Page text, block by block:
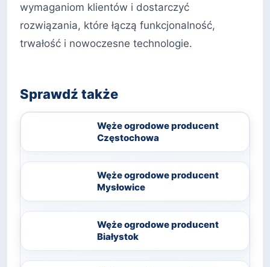
wymaganiom klientów i dostarczyć
rozwiązania, które łączą funkcjonalność,
trwałość i nowoczesne technologie.
Sprawdź także
Węże ogrodowe producent
Częstochowa
Węże ogrodowe producent
Mysłowice
Węże ogrodowe producent
Białystok